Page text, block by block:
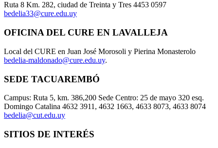
Ruta 8 Km. 282, ciudad de Treinta y Tres 4453 0597
bedelia33@cure.edu.uy
OFICINA DEL CURE EN LAVALLEJA
Local del CURE en Juan José Morosoli y Pierina Monasterolo
bedelia-maldonado@cure.edu.uy.
SEDE TACUAREMBÓ
Campus: Ruta 5, km. 386,200 Sede Centro: 25 de mayo 320 esq.
Domingo Catalina 4632 3911, 4632 1663, 4633 8073, 4633 8074
bedelia@cut.edu.uy
SITIOS DE INTERÉS